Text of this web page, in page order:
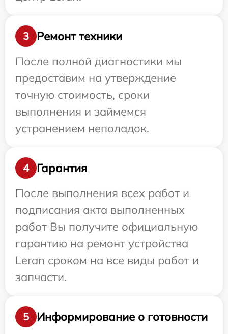
3
Ремонт техники
После полной диагностики мы
предоставим на утверждение
точную стоимость, сроки
выполнения и займемся
устранением неполадок.
4
Гарантия
После выполнения всех работ и
подписания акта выполненных
работ Вы получите официальную
гарантию на ремонт устройства
Leran сроком на все виды работ и
запчасти.
5
Информирование о готовности